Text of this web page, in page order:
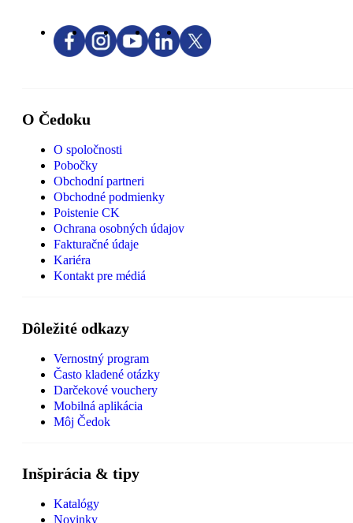
O Čedoku
O spoločnosti
Pobočky
Obchodní partneri
Obchodné podmienky
Poistenie CK
Ochrana osobných údajov
Fakturačné údaje
Kariéra
Kontakt pre médiá
Dôležité odkazy
Vernostný program
Často kladené otázky
Darčekové vouchery
Mobilná aplikácia
Môj Čedok
Inšpirácia & tipy
Katalógy
Novinky